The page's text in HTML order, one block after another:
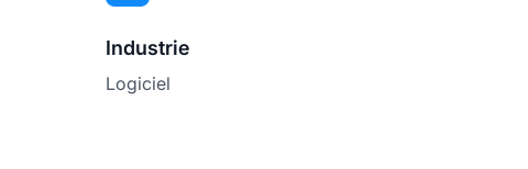
Industrie
Logiciel